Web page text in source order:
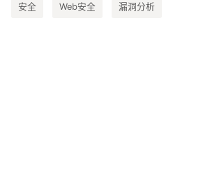
安全 Web安全 漏洞分析